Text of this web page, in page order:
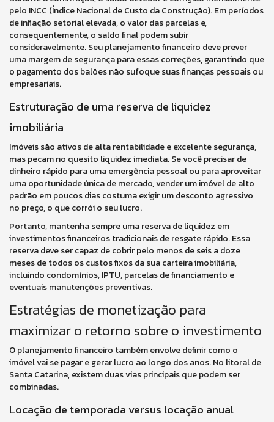
pelo INCC (Índice Nacional de Custo da Construção). Em períodos
de inflação setorial elevada, o valor das parcelas e,
consequentemente, o saldo final podem subir
consideravelmente. Seu planejamento financeiro deve prever
uma margem de segurança para essas correções, garantindo que
o pagamento dos balões não sufoque suas finanças pessoais ou
empresariais.
Estruturação de uma reserva de liquidez
imobiliária
Imóveis são ativos de alta rentabilidade e excelente segurança,
mas pecam no quesito liquidez imediata. Se você precisar de
dinheiro rápido para uma emergência pessoal ou para aproveitar
uma oportunidade única de mercado, vender um imóvel de alto
padrão em poucos dias costuma exigir um desconto agressivo
no preço, o que corrói o seu lucro.
Portanto, mantenha sempre uma reserva de liquidez em
investimentos financeiros tradicionais de resgate rápido. Essa
reserva deve ser capaz de cobrir pelo menos de seis a doze
meses de todos os custos fixos da sua carteira imobiliária,
incluindo condomínios, IPTU, parcelas de financiamento e
eventuais manutenções preventivas.
Estratégias de monetização para
maximizar o retorno sobre o investimento
O planejamento financeiro também envolve definir como o
imóvel vai se pagar e gerar lucro ao longo dos anos. No litoral de
Santa Catarina, existem duas vias principais que podem ser
combinadas.
Locação de temporada versus locação anual